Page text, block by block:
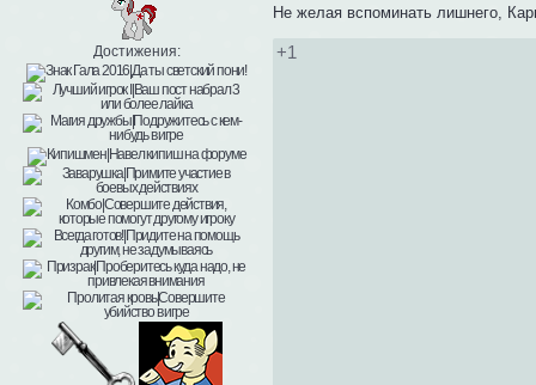
Достижения:
Не желая вспоминать лишнего,
+1